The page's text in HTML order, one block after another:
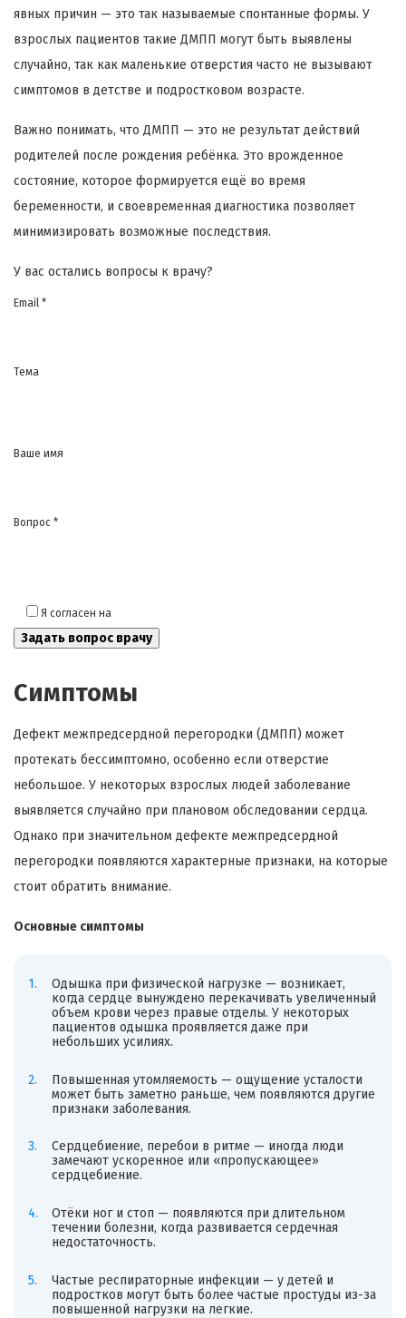
явных причин — это так называемые спонтанные формы. У
взрослых пациентов такие ДМПП могут быть выявлены
случайно, так как маленькие отверстия часто не вызывают
симптомов в детстве и подростковом возрасте.
Важно понимать, что ДМПП — это не результат действий
родителей после рождения ребёнка. Это врожденное
состояние, которое формируется ещё во время
беременности, и своевременная диагностика позволяет
минимизировать возможные последствия.
У вас остались вопросы к врачу?
Email *
Тема
Ваше имя
Вопрос *
Я согласен на
Симптомы
Дефект межпредсердной перегородки (ДМПП) может
протекать бессимптомно, особенно если отверстие
небольшое. У некоторых взрослых людей заболевание
выявляется случайно при плановом обследовании сердца.
Однако при значительном дефекте межпредсердной
перегородки появляются характерные признаки, на которые
стоит обратить внимание.
Основные симптомы
Одышка при физической нагрузке — возникает,
когда сердце вынуждено перекачивать увеличенный
объем крови через правые отделы. У некоторых
пациентов одышка проявляется даже при
небольших усилиях.
Повышенная утомляемость — ощущение усталости
может быть заметно раньше, чем появляются другие
признаки заболевания.
Сердцебиение, перебои в ритме — иногда люди
замечают ускоренное или «пропускающее»
сердцебиение.
Отёки ног и стоп — появляются при длительном
течении болезни, когда развивается сердечная
недостаточность.
Частые респираторные инфекции — у детей и
подростков могут быть более частые простуды из-за
повышенной нагрузки на легкие.